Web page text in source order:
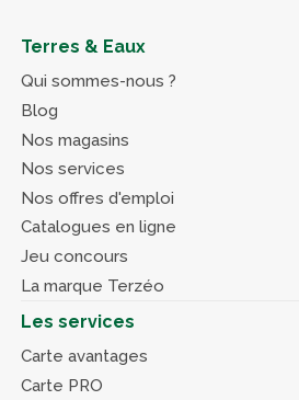
Terres & Eaux
Qui sommes-nous ?
Blog
Nos magasins
Nos services
Nos offres d'emploi
Catalogues en ligne
Jeu concours
La marque Terzéo
Les services
Carte avantages
Carte PRO